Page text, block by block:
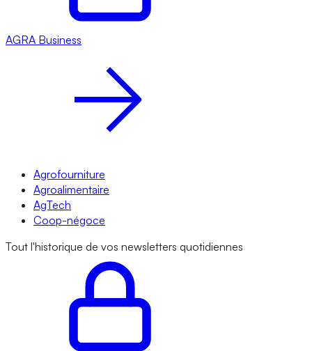
AGRA Business
Agrofourniture
Agroalimentaire
AgTech
Coop-négoce
Tout l'historique de vos newsletters quotidiennes